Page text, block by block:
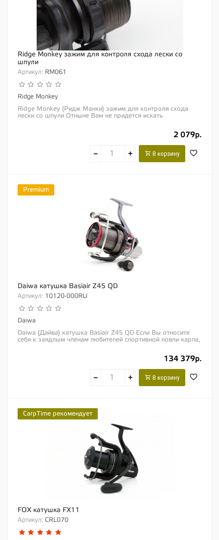
Ridge Monkey зажим для контроля схода лески со
шпули
Артикул: RM061
Ridge Monkey
Ridge Monkey (Ридж Манки) зажим для контроля схода
лески со шпули Отныне Вам не придется искать
2 079р.
− + В корзину
Premium
Daiwa катушка Basiair Z45 QD
Артикул: 10120-000RU
Daiwa
Daiwa (Дайва) катушка Basiair Z45 QD Если Вы относите
себя к заядлым членам любителей спортивной ловли карпа,
134 379р.
− + В корзину
CarpTime рекомендует
FOX катушка FX11
Артикул: CRL070